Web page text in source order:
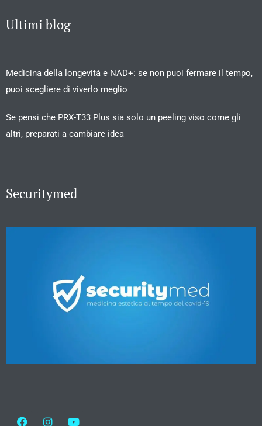
Ultimi blog
Medicina della longevità e NAD+: se non puoi fermare il tempo,
puoi scegliere di viverlo meglio
Se pensi che PRX-T33 Plus sia solo un peeling viso come gli
altri, preparati a cambiare idea
Securitymed